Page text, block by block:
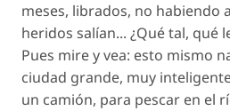
meses, librados, no habiendo
heridos salían... ¿Qué tal, qué
Pues mire y vea: esto mismo
ciudad grande, muy
un camión, para pescar en el